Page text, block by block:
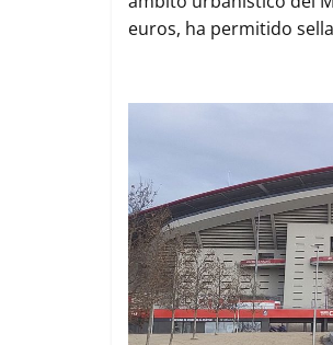
euros, ha permitido